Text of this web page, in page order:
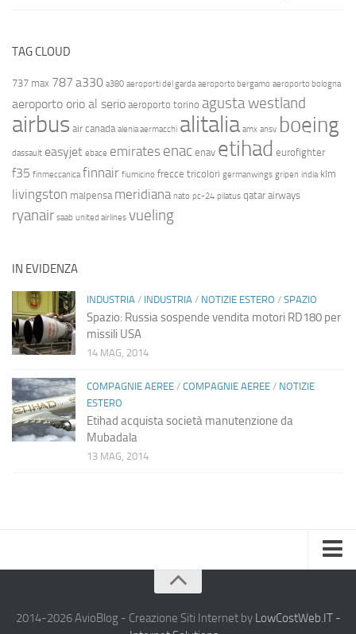
TAG CLOUD
737 max 787 a330 a380 aeroporti del garda aeroporto bergamo aeroporto bologna
aeroporto orio al serio aeroporto torino agusta westland
airbus air canada alenia aermacchi alitalia amx ansv boeing
dassault easyjet ebace emirates enac enav etihad eurofighter
f35 finmeccanica finnair fiumicino frecce tricolori germanwings gripen india klm
livingston malpensa meridiana nato pc-24 pilatus qatar airways
ryanair saab united airlines vueling
IN EVIDENZA
INDUSTRIA / INDUSTRIA / NOTIZIE ESTERO / SPAZIO
Spazio: Russia sospende vendita motori RD180 per
missili USA
14 MAG, 2014
COMPAGNIE AEREE / COMPAGNIE AEREE / NOTIZIE
ESTERO
Etihad acquista società manutenzione da
Mubadala
13 MAG, 2014
Chi Siamo
2014-2026 AvioBlog - Creazione Siti Internet by LowCostWeb.IT -